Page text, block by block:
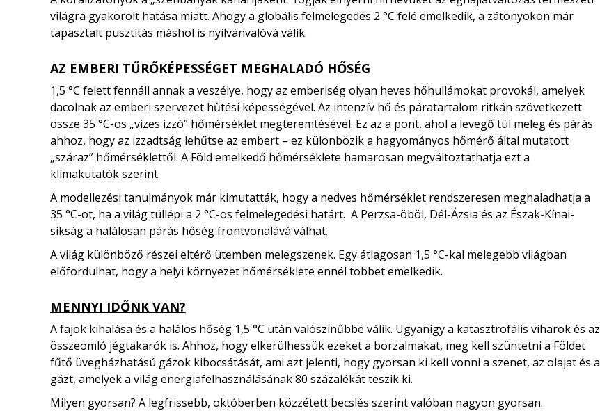
világra gyakorolt ​​hatása miatt. Ahogy a globális felmelegedés 2 °C felé emelkedik, a zátonyokon már
tapasztalt pusztítás máshol is nyilvánvalóvá válik.
AZ EMBERI TŰRŐKÉPESSÉGET MEGHALADÓ HŐSÉG
1,5 °C felett fennáll annak a veszélye, hogy az emberiség olyan heves hőhullámokat provokál, amelyek
dacolnak az emberi szervezet hűtési képességével. Az intenzív hő és páratartalom ritkán szövetkezett
össze 35 °C-os „vizes izzó” hőmérséklet megteremtésével. Ez az a pont, ahol a levegő túl meleg és párás
ahhoz, hogy az izzadtság lehűtse az embert – ez különbözik a hagyományos hőmérő által mutatott
„száraz” hőmérséklettől. A Föld emelkedő hőmérséklete hamarosan megváltoztathatja ezt a
klímakutatók szerint.
A modellezési tanulmányok már kimutatták, hogy a nedves hőmérséklet rendszeresen meghaladhatja a
35 °C-ot, ha a világ túllépi a 2 °C-os felmelegedési határt. A Perzsa-öböl, Dél-Ázsia és az Észak-Kínai-
síkság a halálosan párás hőség frontvonalává válhat.
A világ különböző részei eltérő ütemben melegszenek. Egy átlagosan 1,5 °C-kal melegebb világban
előfordulhat, hogy a helyi környezet hőmérséklete ennél többet emelkedik.
MENNYI IDŐNK VAN?
A fajok kihalása és a halálos hőség 1,5 °C után valószínűbbé válik. Ugyanígy a katasztrofális viharok és az
összeomló jégtakarók is. Ahhoz, hogy elkerülhessük ezeket a borzalmakat, meg kell szüntetni a Földet
fűtő üvegházhatású gázok kibocsátását, ami azt jelenti, hogy gyorsan ki kell vonni a szenet, az olajat és a
gázt, amelyek a világ energiafelhasználásának 80 százalékát teszik ki.
Milyen gyorsan? A legfrissebb, októberben közzétett becslés szerint valóban nagyon gyorsan.